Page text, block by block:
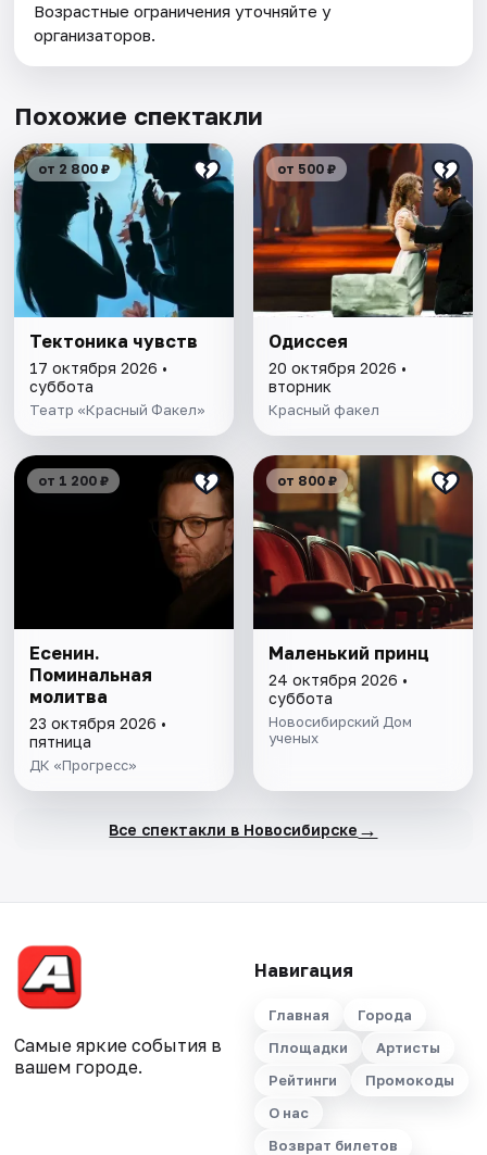
Возрастные ограничения уточняйте у
организаторов.
Похожие спектакли
от 2 800 ₽
Тектоника чувств
17 октября 2026 •
суббота
Театр «Красный Факел»
от 500 ₽
Одиссея
20 октября 2026 •
вторник
Красный факел
от 1 200 ₽
Есенин.
Поминальная
молитва
23 октября 2026 •
пятница
ДК «Прогресс»
от 800 ₽
Маленький принц
24 октября 2026 •
суббота
Новосибирский Дом
ученых
Все спектакли в Новосибирске →
Самые яркие события в
вашем городе.
Навигация
Главная
Города
Площадки
Артисты
Рейтинги
Промокоды
О нас
Возврат билетов